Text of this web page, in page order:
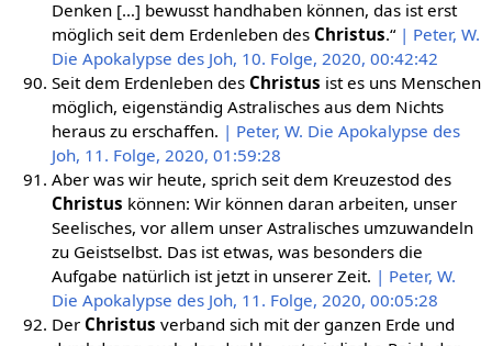
Denken […] bewusst handhaben können, das ist erst
möglich seit dem Erdenleben des Christus.“ | Peter, W.
Die Apokalypse des Joh, 10. Folge, 2020, 00:42:42
Seit dem Erdenleben des Christus ist es uns Menschen
möglich, eigenständig Astralisches aus dem Nichts
heraus zu erschaffen. | Peter, W. Die Apokalypse des
Joh, 11. Folge, 2020, 01:59:28
Aber was wir heute, sprich seit dem Kreuzestod des
Christus können: Wir können daran arbeiten, unser
Seelisches, vor allem unser Astralisches umzuwandeln
zu Geistselbst. Das ist etwas, was besonders die
Aufgabe natürlich ist jetzt in unserer Zeit. | Peter, W.
Die Apokalypse des Joh, 11. Folge, 2020, 00:05:28
Der Christus verband sich mit der ganzen Erde und